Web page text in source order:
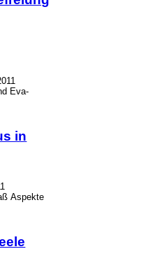
Eva-
in
Aspekte